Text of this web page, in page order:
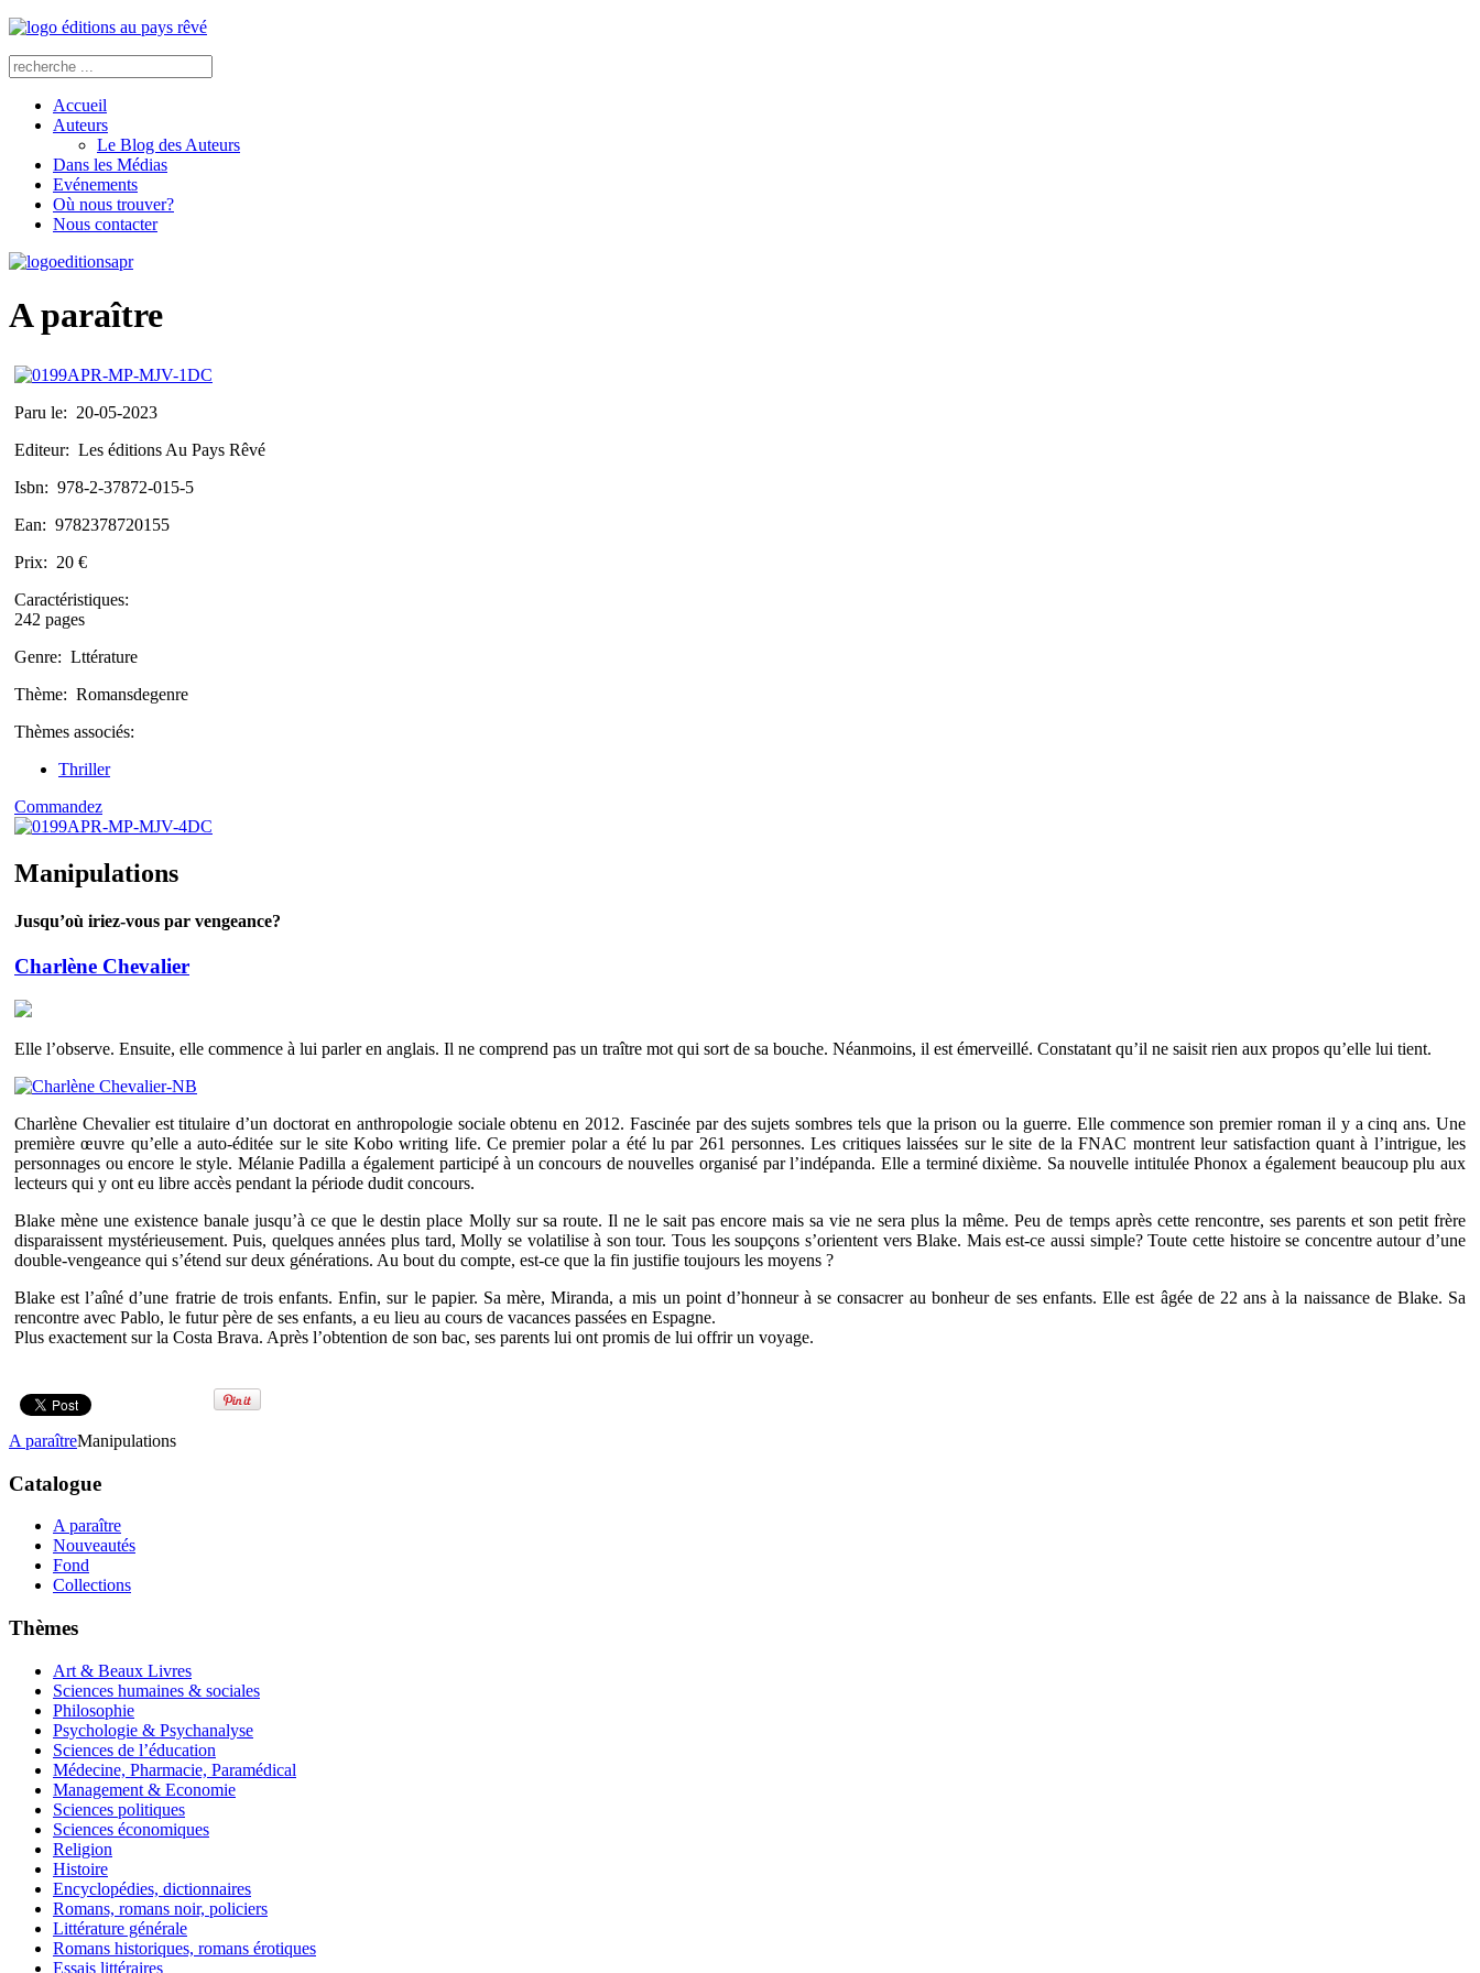
Accueil
Auteurs
Le Blog des Auteurs
Dans les Médias
Evénements
Où nous trouver?
Nous contacter
A paraître
Paru le: 20-05-2023
Editeur: Les éditions Au Pays Rêvé
Isbn: 978-2-37872-015-5
Ean: 9782378720155
Prix: 20 €
Caractéristiques:
242 pages
Genre: Lttérature
Thème: Romansdegenre
Thèmes associés:
Thriller
Commandez
Manipulations
Jusqu’où iriez-vous par vengeance?
Charlène Chevalier
Elle l’observe. Ensuite, elle commence à lui parler en anglais. Il ne comprend pas un traître mot qui sort de sa bouche. Néanmoins, il est émerveillé. Constatant qu’il ne saisit rien aux propos qu’elle lui tient.
Charlène Chevalier est titulaire d’un doctorat en anthropologie sociale obtenu en 2012. Fascinée par des sujets sombres tels que la prison ou la guerre. Elle commence son premier roman il y a cinq ans. Une
première œuvre qu’elle a auto-éditée sur le site Kobo writing life. Ce premier polar a été lu par 261 personnes. Les critiques laissées sur le site de la FNAC montrent leur satisfaction quant à l’intrigue, les
personnages ou encore le style. Mélanie Padilla a également participé à un concours de nouvelles organisé par l’indépanda. Elle a terminé dixième. Sa nouvelle intitulée Phonox a également beaucoup plu aux
lecteurs qui y ont eu libre accès pendant la période dudit concours.
Blake mène une existence banale jusqu’à ce que le destin place Molly sur sa route. Il ne le sait pas encore mais sa vie ne sera plus la même. Peu de temps après cette rencontre, ses parents et son petit frère
disparaissent mystérieusement. Puis, quelques années plus tard, Molly se volatilise à son tour. Tous les soupçons s’orientent vers Blake. Mais est-ce aussi simple? Toute cette histoire se concentre autour d’une
double-vengeance qui s’étend sur deux générations. Au bout du compte, est-ce que la fin justifie toujours les moyens ?
Blake est l’aîné d’une fratrie de trois enfants. Enfin, sur le papier. Sa mère, Miranda, a mis un point d’honneur à se consacrer au bonheur de ses enfants. Elle est âgée de 22 ans à la naissance de Blake. Sa
rencontre avec Pablo, le futur père de ses enfants, a eu lieu au cours de vacances passées en Espagne.
Plus exactement sur la Costa Brava. Après l’obtention de son bac, ses parents lui ont promis de lui offrir un voyage.
A paraîtreManipulations
Catalogue
A paraître
Nouveautés
Fond
Collections
Thèmes
Art & Beaux Livres
Sciences humaines & sociales
Philosophie
Psychologie & Psychanalyse
Sciences de l’éducation
Médecine, Pharmacie, Paramédical
Management & Economie
Sciences politiques
Sciences économiques
Religion
Histoire
Encyclopédies, dictionnaires
Romans, romans noir, policiers
Littérature générale
Romans historiques, romans érotiques
Essais littéraires